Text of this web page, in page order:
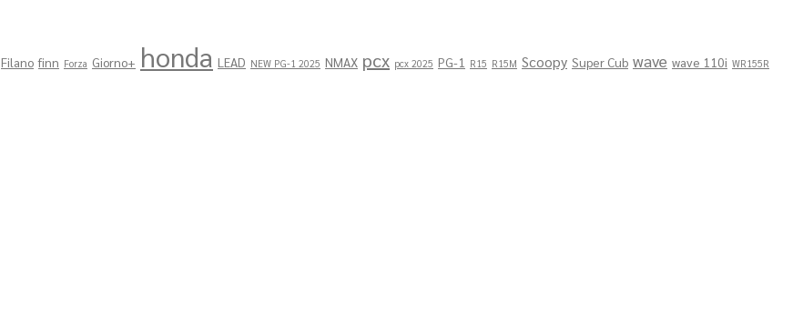
Filano finn Forza Giorno+ honda LEAD NEW PG-1 2025 NMAX pcx pcx 2025 PG-1 R15 R15M Scoopy Super Cub wave wave 110i WR155R